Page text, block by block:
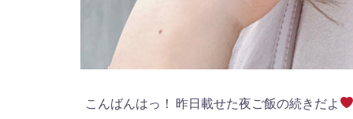
こんばんはっ！ 昨日載せた夜ご飯の続きだよ